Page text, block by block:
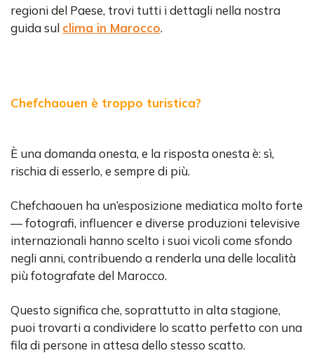
regioni del Paese, trovi tutti i dettagli nella nostra
guida sul clima in Marocco.
Chefchaouen è troppo turistica?
È una domanda onesta, e la risposta onesta è: sì,
rischia di esserlo, e sempre di più.
Chefchaouen ha un’esposizione mediatica molto forte
— fotografi, influencer e diverse produzioni televisive
internazionali hanno scelto i suoi vicoli come sfondo
negli anni, contribuendo a renderla una delle località
più fotografate del Marocco.
Questo significa che, soprattutto in alta stagione,
puoi trovarti a condividere lo scatto perfetto con una
fila di persone in attesa dello stesso scatto.